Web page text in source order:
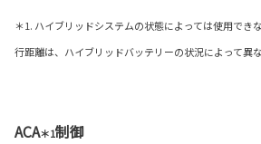
＊1. ハイブリッドシステムの状態によっては使用でき
行距離は、ハイブリッドバッテリーの状況によって異な
ACA＊1制御